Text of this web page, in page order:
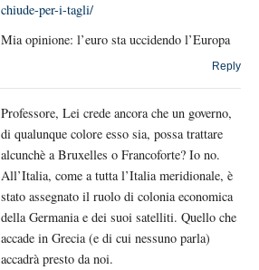
chiude-per-i-tagli/
Mia opinione: l’euro sta uccidendo l’Europa
Reply
Professore, Lei crede ancora che un governo,
di qualunque colore esso sia, possa trattare
alcunchè a Bruxelles o Francoforte? Io no.
All’Italia, come a tutta l’Italia meridionale, è
stato assegnato il ruolo di colonia economica
della Germania e dei suoi satelliti. Quello che
accade in Grecia (e di cui nessuno parla)
accadrà presto da noi.